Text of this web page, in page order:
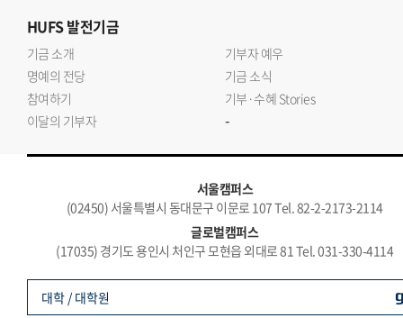
HUFS발전기금
기금 소개
기부자 예우
명예의 전당
기금 소식
참여하기
기부·수혜 Stories
이달의 기부자
-
서울캠퍼스
(02450) 서울특별시 동대문구 이문로 107 Tel. 82-2-2173-2114
글로벌캠퍼스
(17035) 경기도 용인시 처인구 모현읍 외대로 81 Tel. 031-330-4114
대학 / 대학원